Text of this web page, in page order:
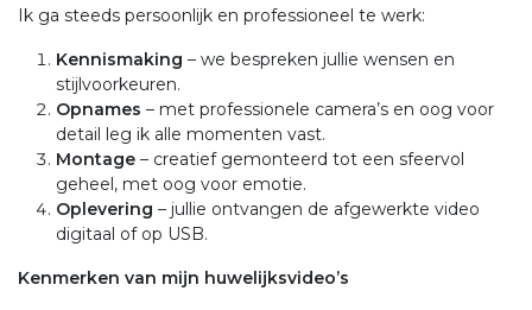
Ik ga steeds persoonlijk en professioneel te werk:
Kennismaking – we bespreken jullie wensen en
stijlvoorkeuren.
Opnames – met professionele camera’s en oog voor
detail leg ik alle momenten vast.
Montage – creatief gemonteerd tot een sfeervol
geheel, met oog voor emotie.
Oplevering – jullie ontvangen de afgewerkte video
digitaal of op USB.
Kenmerken van mijn huwelijksvideo’s